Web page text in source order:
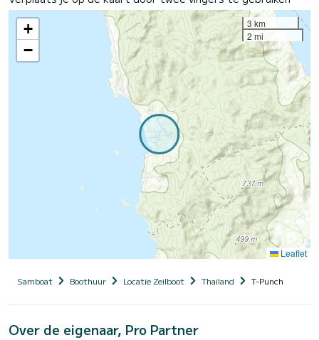
+
−
3 km
2 mi
Leaflet
Samboat Boothuur Locatie Zeilboot Thailand T-Punch
Over de eigenaar, Pro Partner